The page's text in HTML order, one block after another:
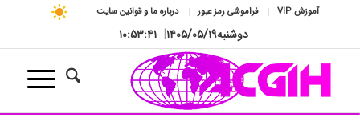
آموزش VIP فراموشی رمز عبور درباره ما و قوانین سایت
دوشنبه۱۴۰۵/۰۵/۱۹| ۱۰:۵۳:۴۱